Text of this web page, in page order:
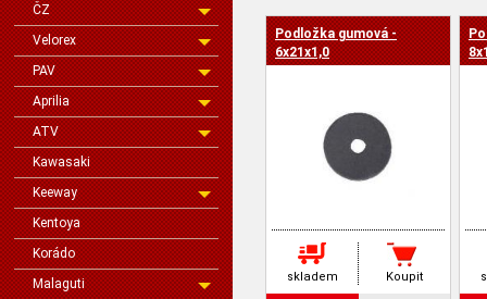
ČZ
Velorex
PAV
Aprilia
ATV
Kawasaki
Keeway
Kentoya
Korádo
Malaguti
cena -
Podložka gumová -
6x21x1,0
skladem Koupit